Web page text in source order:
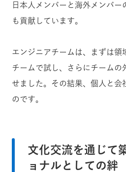
日本人メンバーと海外メンバー
も貢献しています。
エンジニアチームは、まずは領
チームで試し、さらにチームの
せました。その結果、個人と会
のです。
文化交流を通じて
ョナルとしての絆